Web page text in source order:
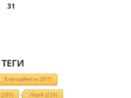
31
ТЕГИ
Благодійність (307)
(265) Ліцей (216)